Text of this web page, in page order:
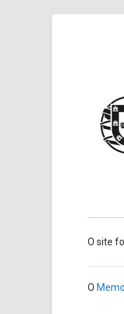
O site
O